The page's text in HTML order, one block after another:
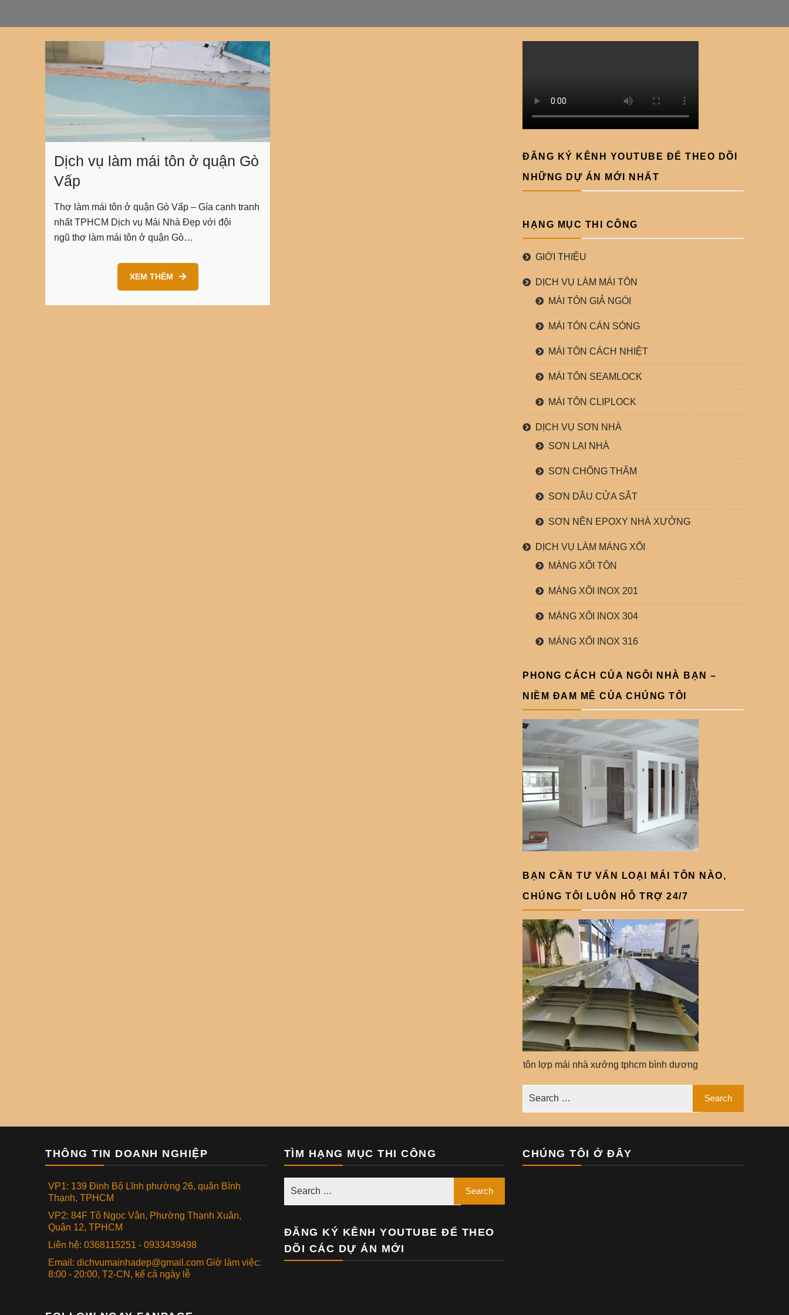
Dịch vụ làm mái tôn ở quận Gò
Vấp
Thợ làm mái tôn ở quận Gò Vấp – Gía cạnh tranh
nhất TPHCM Dịch vụ Mái Nhà Đẹp với đội
ngũ thợ làm mái tôn ở quận Gò…
XEM THÊM
ĐĂNG KÝ KÊNH YOUTUBE ĐỂ THEO DÕI
NHỮNG DỰ ÁN MỚI NHẤT
HẠNG MỤC THI CÔNG
GIỚI THIỆU
DỊCH VỤ LÀM MÁI TÔN
MÁI TÔN GIẢ NGÓI
MÁI TÔN CÁN SÓNG
MÁI TÔN CÁCH NHIỆT
MÁI TÔN SEAMLOCK
MÁI TÔN CLIPLOCK
DỊCH VỤ SƠN NHÀ
SƠN LẠI NHÀ
SƠN CHỐNG THẤM
SƠN DẦU CỬA SẮT
SƠN NỀN EPOXY NHÀ XƯỞNG
DỊCH VỤ LÀM MÁNG XỐI
MÁNG XỐI TÔN
MÁNG XỐI INOX 201
MÁNG XỐI INOX 304
MÁNG XỐI INOX 316
PHONG CÁCH CỦA NGÔI NHÀ BẠN –
NIỀM ĐAM MÊ CỦA CHÚNG TÔI
BẠN CẦN TƯ VẤN LOẠI MÁI TÔN NÀO,
CHÚNG TÔI LUÔN HỖ TRỢ 24/7
tôn lợp mái nhà xưởng tphcm bình dương
THÔNG TIN DOANH NGHIỆP
VP1: 139 Đinh Bộ Lĩnh phường 26, quận Bình
Thạnh, TPHCM
VP2: 84F Tô Ngọc Vân, Phường Thạnh Xuân,
Quận 12, TPHCM
Liên hệ: 0368115251 - 0933439498
Email: dichvumainhadep@gmail.com Giờ làm việc:
8:00 - 20:00, T2-CN, kể cả ngày lễ
TÌM HẠNG MỤC THI CÔNG
ĐĂNG KÝ KÊNH YOUTUBE ĐỂ THEO
DÕI CÁC DỰ ÁN MỚI
CHÚNG TÔI Ở ĐÂY